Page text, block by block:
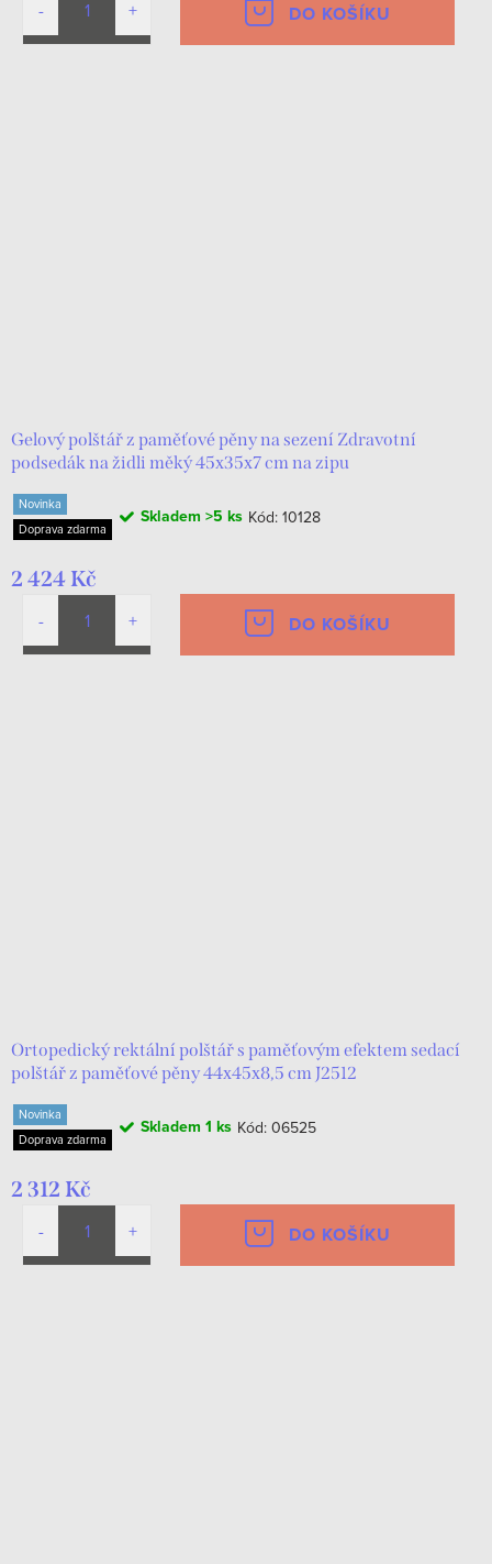
DO KOŠÍKU
Gelový polštář z paměťové pěny na sezení Zdravotní
podsedák na židli měký 45х35х7 cm na zipu
Novinka
Doprava zdarma
Skladem >5 ks Kód: 10128
2 424 Kč
DO KOŠÍKU
Ortopedický rektální polštář s paměťovým efektem sedací
polštář z paměťové pěny 44х45х8,5 cm J2512
Novinka
Doprava zdarma
Skladem 1 ks Kód: 06525
2 312 Kč
DO KOŠÍKU